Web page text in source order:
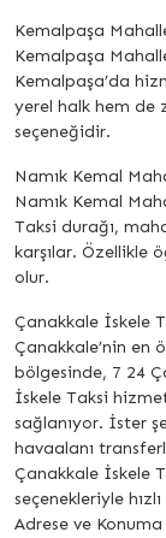
Kemalpaşa
Kemalpaşa
Kemalpaşa’da
yerel halk hem de
seçeneğidir.
Namık Kemal
Namık Kemal
Taksi durağı,
karşılar. Özellikle
olur.
Çanakkale İskele
Çanakkale’nin en
bölgesinde, 7 24
İskele Taksi
sağlanıyor. İster
havaalanı
Çanakkale İskele
seçenekleriyle
Adrese ve